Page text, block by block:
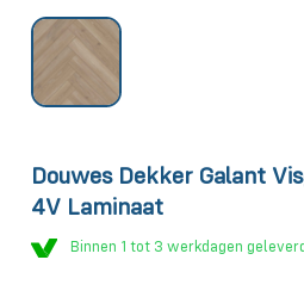
Douwes Dekker Galant
4V Laminaat
Binnen 1 tot 3 werkdagen geleverd